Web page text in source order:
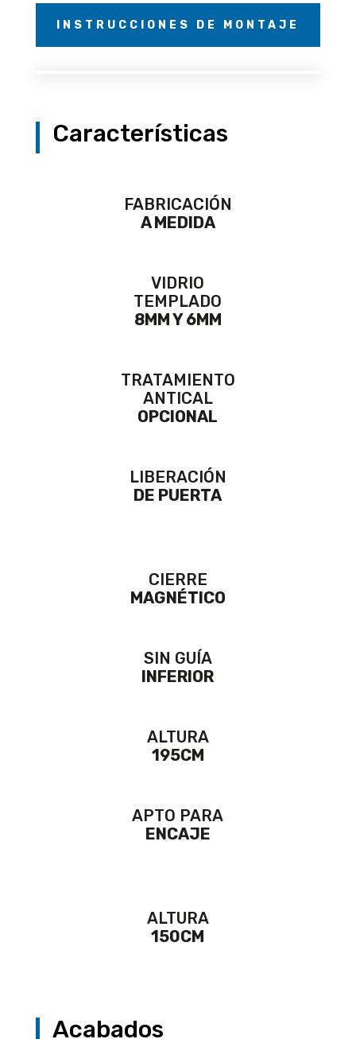
INSTRUCCIONES DE MONTAJE
Características
FABRICACIÓN
A MEDIDA
VIDRIO
TEMPLADO
8MM Y 6MM
TRATAMIENTO
ANTICAL
OPCIONAL
LIBERACIÓN
DE PUERTA
CIERRE
MAGNÉTICO
SIN GUÍA
INFERIOR
ALTURA
195CM
APTO PARA
ENCAJE
ALTURA
150CM
Acabados